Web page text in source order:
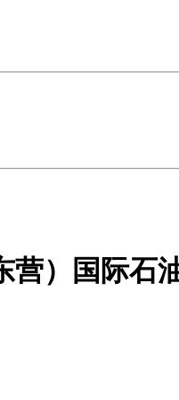
营）国际石